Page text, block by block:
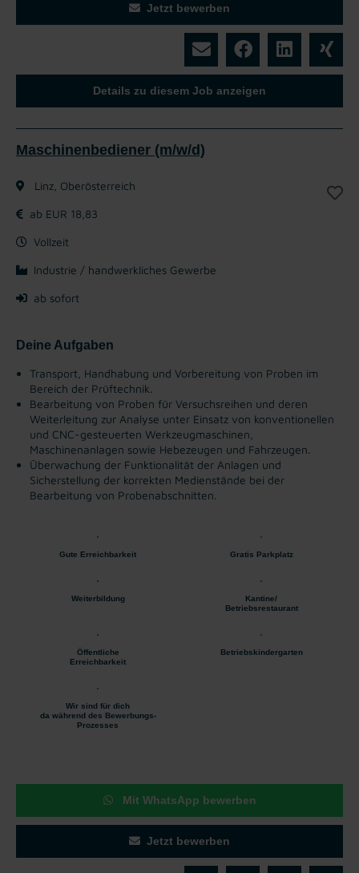
Jetzt bewerben
Details zu diesem Job anzeigen
Maschinenbediener (m/w/d)
Linz, Oberösterreich
ab EUR 18,83
Vollzeit
Industrie / handwerkliches Gewerbe
ab sofort
Deine Aufgaben
Transport, Handhabung und Vorbereitung von Proben im
Bereich der Prüftechnik.
Bearbeitung von Proben für Versuchsreihen und deren
Weiterleitung zur Analyse unter Einsatz von konventionellen
und CNC-gesteuerten Werkzeugmaschinen,
Maschinenanlagen sowie Hebezeugen und Fahrzeugen.
Überwachung der Funktionalität der Anlagen und
Sicherstellung der korrekten Medienstände bei der
Bearbeitung von Probenabschnitten.
Gute Erreichbarkeit Gratis Parkplatz
Weiterbildung
Kantine/
Betriebsrestaurant
Öffentliche
Erreichbarkeit
Betriebskindergarten
Wir sind für dich
da während des Bewerbungs-
Prozesses
Mit WhatsApp bewerben
Jetzt bewerben